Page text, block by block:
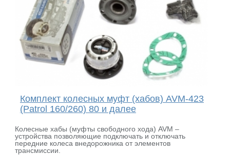
Комплект колесных муфт (хабов) AVM-423
(Patrol 160/260) 80 и далее
Колесные хабы (муфты свободного хода) AVM –
устройства позволяющие подключать и отключать
передние колеса внедорожника от элементов
трансмиссии.